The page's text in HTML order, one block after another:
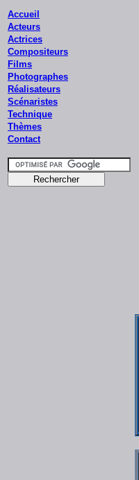
Accueil
Acteurs
Actrices
Compositeurs
Films
Photographes
Réalisateurs
Scénaristes
Technique
Thèmes
Contact